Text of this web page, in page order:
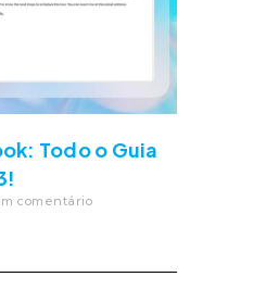
Todo o Guia
comentário